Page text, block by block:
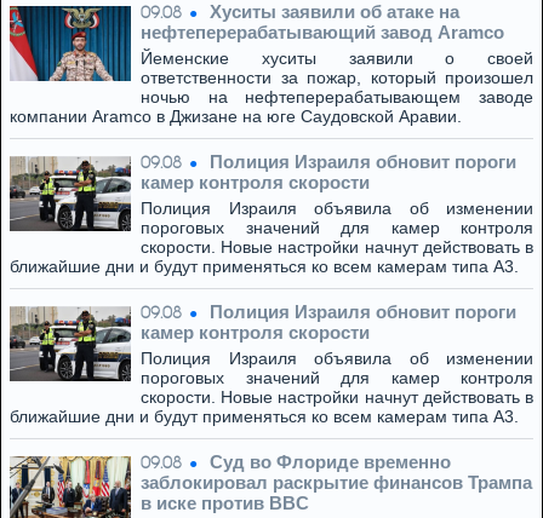
09.08
Хуситы заявили об атаке на
нефтеперерабатывающий завод Aramco
Йеменские хуситы заявили о своей
ответственности за пожар, который произошел
ночью на нефтеперерабатывающем заводе
компании Aramco в Джизане на юге Саудовской Аравии.
09.08
Полиция Израиля обновит пороги
камер контроля скорости
Полиция Израиля объявила об изменении
пороговых значений для камер контроля
скорости. Новые настройки начнут действовать в
ближайшие дни и будут применяться ко всем камерам типа A3.
09.08
Полиция Израиля обновит пороги
камер контроля скорости
Полиция Израиля объявила об изменении
пороговых значений для камер контроля
скорости. Новые настройки начнут действовать в
ближайшие дни и будут применяться ко всем камерам типа A3.
09.08
Суд во Флориде временно
заблокировал раскрытие финансов Трампа
в иске против BBC